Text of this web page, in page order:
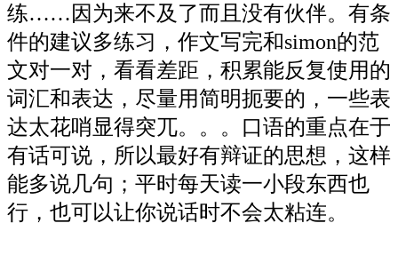
练……因为来不及了而且没有伙伴。有条
件的建议多练习，作文写完和simon的范
文对一对，看看差距，积累能反复使用的
词汇和表达，尽量用简明扼要的，一些表
达太花哨显得突兀。。。口语的重点在于
有话可说，所以最好有辩证的思想，这样
能多说几句；平时每天读一小段东西也
行，也可以让你说话时不会太粘连。